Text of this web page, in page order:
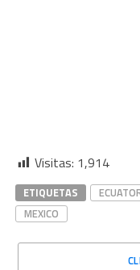
Visitas: 1,914
ETIQUETAS
MEXICO